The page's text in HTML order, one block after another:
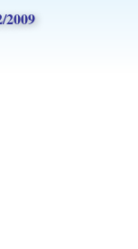
2009